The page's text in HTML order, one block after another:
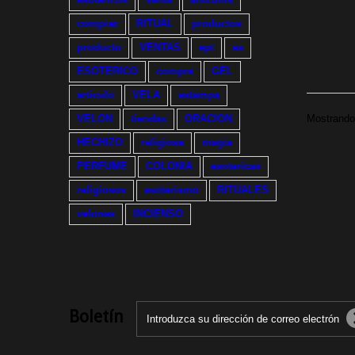
comprar
RITUAL
productos
producto
VENTAS ept
es
ESOTERICO
compra
GEL
articulo
VELA
estampa
VELON
tiendas
ORACION
HECHIZO
religiosa
magia
PERFUME
COLONIA
esotericas
religiosos
esoterismo
RITUALES
velones
INCIENSO
Boletín